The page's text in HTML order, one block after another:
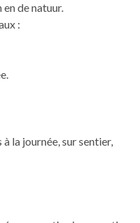
de natuur.
:
la journée, sur sentier,